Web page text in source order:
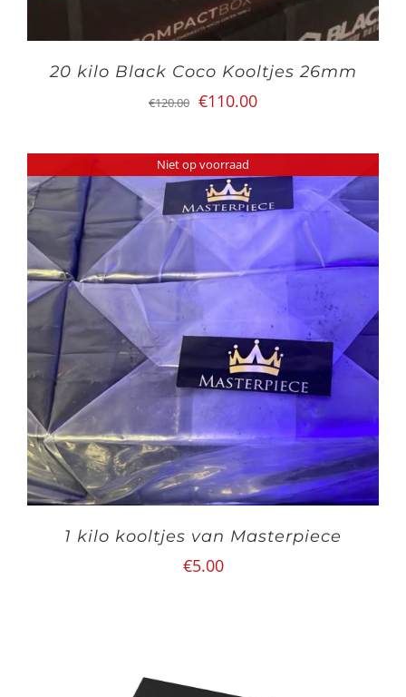
20 kilo Black Coco Kooltjes 26mm
€120.00 Oorspronkelijke
was:
€120.00.
€110.00Huidige
€110.00.
Niet op voorraad
1 kilo kooltjes van Masterpiece
€5.00